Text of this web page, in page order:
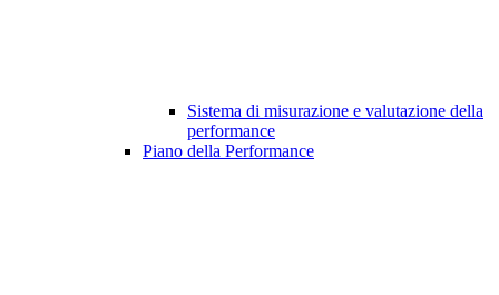
Sistema di misurazione e valutazione della
performance
Piano della Performance